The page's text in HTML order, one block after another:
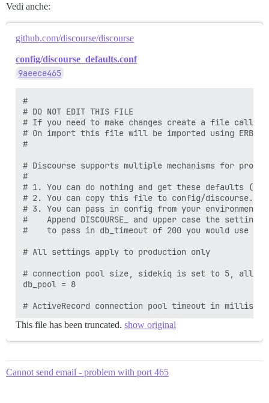
Vedi anche:
github.com/discourse/discourse
config/discourse_defaults.conf
9aeece465
#
# DO NOT EDIT THIS FILE
# If you need to make changes create a file
# On import this file will be imported using ERB
#
# Discourse supports multiple mechanisms for
#
# 1. You can do nothing and get these defaults (not
# 2. You can copy this file to config/
# 3. You can pass in config from your
#    Append DISCOURSE_ and upper case the setting
#    to pass in db_timeout of 200 you would use
# All settings apply to production only
# connection pool size, sidekiq is set to 5,
db_pool = 8
This file has been truncated. show original
Cannot send email - problem with port 465